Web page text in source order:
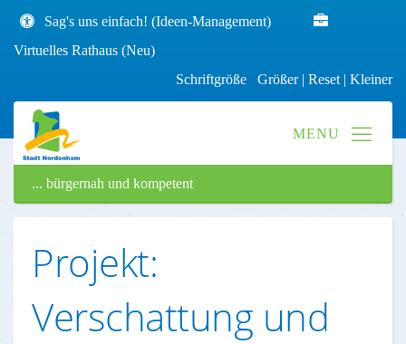
Sag's uns einfach! (Ideen-Management)
Virtuelles Rathaus (Neu)
Schriftgröße Größer| Reset | Kleiner
... bürgernah und kompetent
Projekt:
Verschattung und